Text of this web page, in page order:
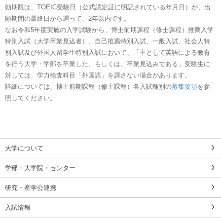
効期限は、TOEIC受験日（公式認定証に明記されている年月日）が、出
願期間の最終日から遡って、2年以内です。
なお令和5年度実施の入学試験から、博士前期課程（修士課程）推薦入学
特別入試（大学卒業見込者）、自己推薦特別入試、一般入試、社会人特
別入試及び外国人留学生特別入試において、「主として英語による教育
を行う大学・学部を卒業した、もしくは、卒業見込みである」受験生に
対しては、学力検査科目「外国語」を課さない場合があります。
詳細については、博士前期課程（修士課程）各入試種別の募集要項を参
照してください。
大学について
学部・大学院・センター
研究・産学公連携
入試情報